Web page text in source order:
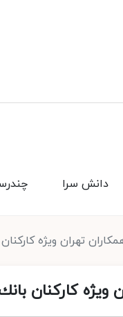
دانش سرا
تهران ویژه
ویژه كاركنان